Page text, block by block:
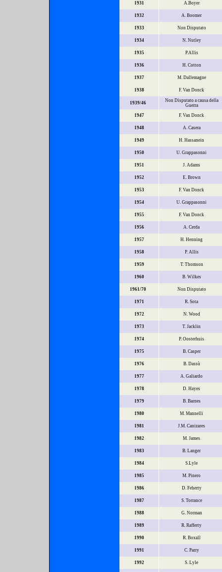
1931 A.Boyer
1932 A. Boomer
1933 Non Disputato
1934 N. Nutley
1935 P.Allis
1936 H. Cotton
1937 M. Dallemagne
1938 F. Van Donck
1939/46
Non Disputato a causa della
Guerra
1947
F. Van Donck
1948 A. Casera
1949 H. Hassanein
1950 U. Grappasonni
1951 J. Adams
1952 E. Brown
1953 F. Van Donck
1954 U. Grappasonni
1955 F. Van Donck
1956 A. Cerda
1957 H. Henning
1958 P. Allis
1959 T. Thomson
1960 B. Wilkes
1961/70 Non Disputato
1971 R. Sota
1972 N. Wood
1973 T. Jacklin
1974 P. Oosterhuis
1975 B. Casper
1976 B. Dassù
1977 A. Galiardo
1978 D. Hayes
1979 B. Barnes
1980 M. Mannelli
1981 J.M. Canizares
1982 M. James
1983 B. Langer
1984 S.Lyle
1985 M. Pinero
1986 D. Feherty
1987 S. Torrance
1988 G. Norman
1989 R. Rafferty
1990 R. Boxall
1991 C. Parry
1992 S. Lyle